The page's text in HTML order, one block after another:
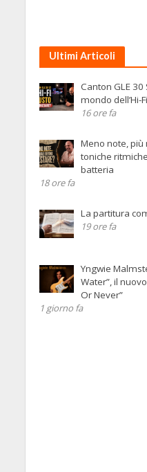
Ultimi Articoli
Canton GLE
mondo dell’Hi-Fi
16 ore fa
Meno note, più
toniche
batteria
18 ore fa
La partitura
19 ore fa
Yngwie
Water”, il
Or Never”
1 giorno fa